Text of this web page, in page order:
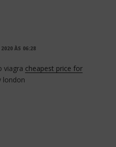
2020 ÀS 06:28
viagra cheapest price for
london